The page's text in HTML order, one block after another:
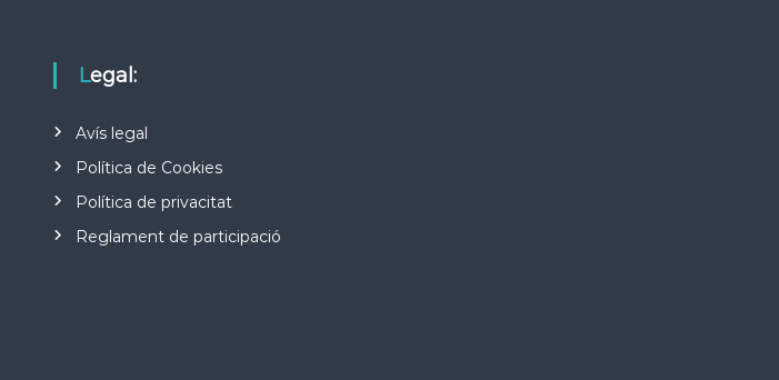
Legal:
Avís legal
Política de Cookies
Política de privacitat
Reglament de participació